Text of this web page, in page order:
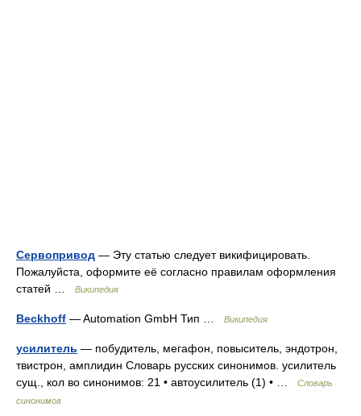
Сервопривод — Эту статью следует викифицировать.
Пожалуйста, оформите её согласно правилам оформления
статей …
Википедия
Beckhoff — Automation GmbH Тип … Википедия
усилитель — побудитель, мегафон, повыситель, эндотрон,
твистрон, амплидин Словарь русских синонимов. усилитель
сущ., кол во синонимов: 21 • автоусилитель (1) • …
Словарь
синонимов